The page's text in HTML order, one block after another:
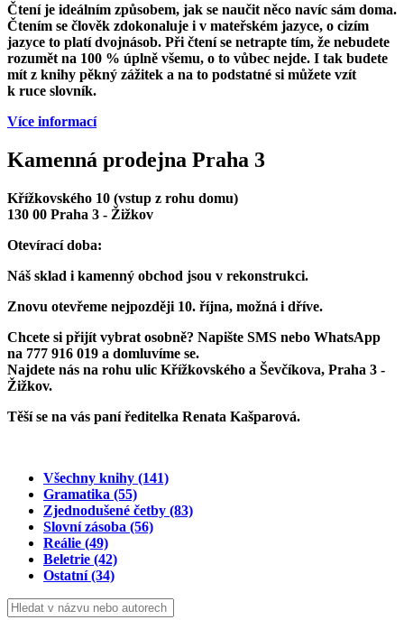
Čtení je ideálním způsobem, jak se naučit něco navíc sám doma.
Čtením se člověk zdokonaluje i v mateřském jazyce, o cizím
jazyce to platí dvojnásob. Při čtení se netrapte tím, že nebudete
rozumět na 100 % úplně všemu, o to vůbec nejde. I tak budete
mít z knihy pěkný zážitek a na to podstatné si můžete vzít
k ruce slovník.
Více informací
Kamenná prodejna Praha 3
Křížkovského 10 (vstup z rohu domu)
130 00 Praha 3 - Žižkov
Otevírací doba:
Náš sklad i kamenný obchod jsou v rekonstrukci.
Znovu otevřeme nejpozději 10. října, možná i dříve.
Chcete si přijít vybrat osobně? Napište SMS nebo WhatsApp
na 777 916 019 a domluvíme se.
Najdete nás na rohu ulic Křížkovského a Ševčíkova, Praha 3 -
Žižkov.
Těší se na vás paní ředitelka Renata Kašparová.
Všechny knihy (141)
Gramatika (55)
Zjednodušené četby (83)
Slovní zásoba (56)
Reálie (49)
Beletrie (42)
Ostatní(34)